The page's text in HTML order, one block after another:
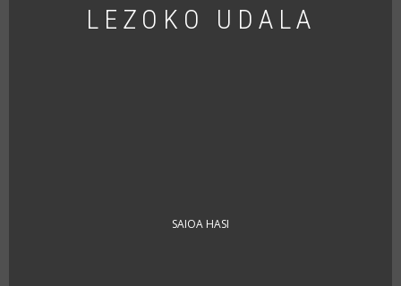
LEZOKO UDALA
SAIOA HASI